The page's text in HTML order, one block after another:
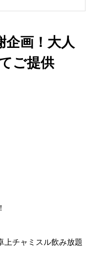
画！大人
ご提供
上チャミスル飲み放題